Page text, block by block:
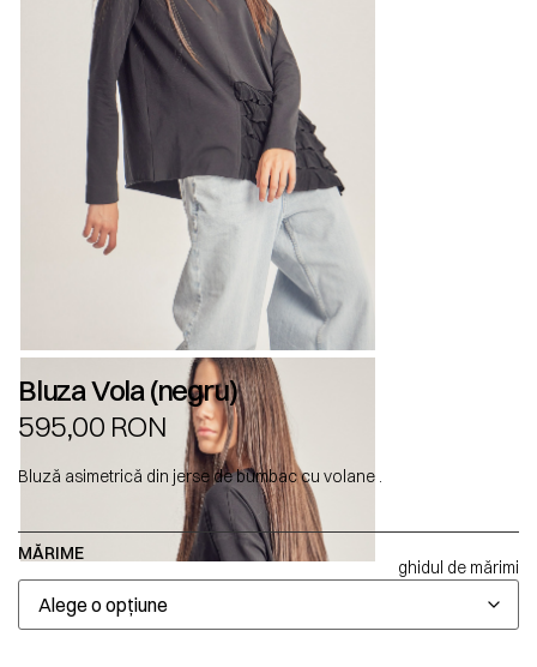
Bluza Vola (negru)
595,00 RON
Bluză asimetrică din jerse de bumbac cu volane .
MĂRIME
ghidul de mărimi